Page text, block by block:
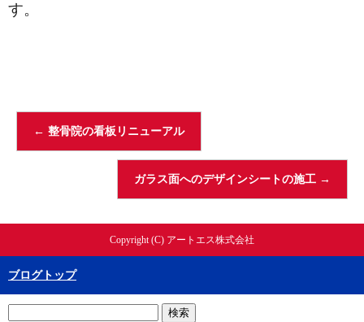
す。
← 整骨院の看板リニューアル
ガラス面へのデザインシートの施工 →
Copyright (C) アートエス株式会社
ブログトップ